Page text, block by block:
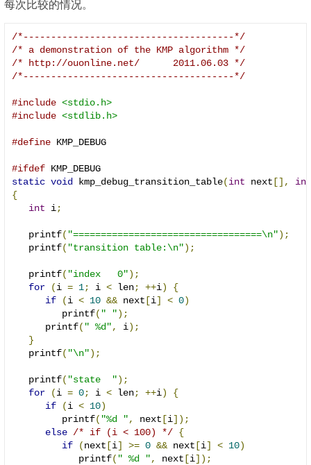
每次比较的情况。
/*--------------------------------------*/
/* a demonstration of the KMP algorithm */
/* http://ouonline.net/      2011.06.03 */
/*--------------------------------------*/
#include <stdio.h>
#include <stdlib.h>
#define KMP_DEBUG
#ifdef
static void kmp_debug_transition_table(int next [],
int
{
int i;
   printf
( "==================================\n");
   printf
( "transition table:\n");
   printf
( "index   0");
for
(i = 1; i < len; ++i)
{
if
(i < 10 && next [i] < 0)
         printf
( " ");
      printf
( " %d", i);
}
   printf
( "\n");
   printf
( "state  ");
for
(i = 0; i < len; ++i)
{
if
(i < 10)
         printf
( "%d ", next [i]);
else /* if (i < 100) */ {
if
(next [i] >= 0 && next [i] < 10)
            printf
( " %d ", next [i]);